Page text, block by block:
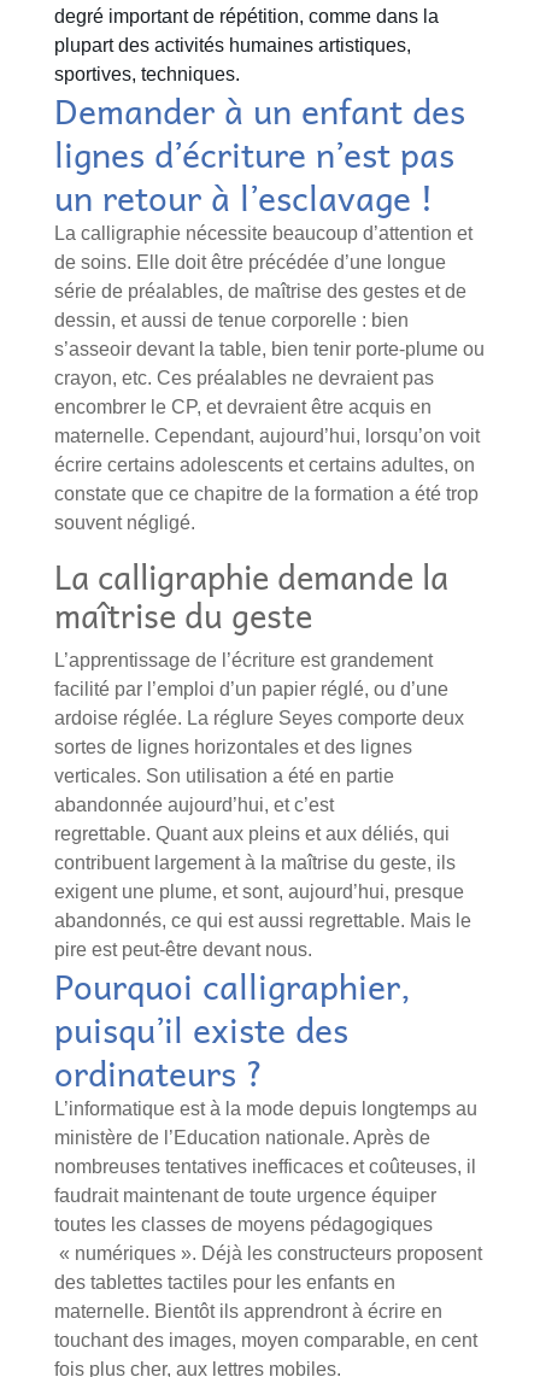
degré important de répétition, comme dans la
plupart des activités humaines artistiques,
sportives, techniques.
Demander à un enfant des
lignes d’écriture n’est pas
un retour à l’esclavage !
La calligraphie nécessite beaucoup d’attention et
de soins. Elle doit être précédée d’une longue
série de préalables, de maîtrise des gestes et de
dessin, et aussi de tenue corporelle : bien
s’asseoir devant la table, bien tenir porte-plume ou
crayon, etc. Ces préalables ne devraient pas
encombrer le CP, et devraient être acquis en
maternelle. Cependant, aujourd’hui, lorsqu’on voit
écrire certains adolescents et certains adultes, on
constate que ce chapitre de la formation a été trop
souvent négligé.
La calligraphie demande la
maîtrise du geste
L’apprentissage de l’écriture est grandement
facilité par l’emploi d’un papier réglé, ou d’une
ardoise réglée. La réglure Seyes comporte deux
sortes de lignes horizontales et des lignes
verticales. Son utilisation a été en partie
abandonnée aujourd’hui, et c’est
regrettable. Quant aux pleins et aux déliés, qui
contribuent largement à la maîtrise du geste, ils
exigent une plume, et sont, aujourd’hui, presque
abandonnés, ce qui est aussi regrettable. Mais le
pire est peut-être devant nous.
Pourquoi calligraphier,
puisqu’il existe des
ordinateurs ?
L’informatique est à la mode depuis longtemps au
ministère de l’Education nationale. Après de
nombreuses tentatives inefficaces et coûteuses, il
faudrait maintenant de toute urgence équiper
toutes les classes de moyens pédagogiques
« numériques ». Déjà les constructeurs proposent
des tablettes tactiles pour les enfants en
maternelle. Bientôt ils apprendront à écrire en
touchant des images, moyen comparable, en cent
fois plus cher, aux lettres mobiles.